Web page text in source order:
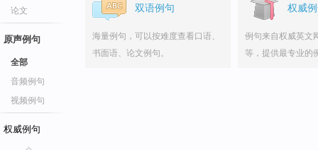
论文
原声例句
全部
音频例句
视频例句
权威例句
双语例句
海量例句，可以按难度查看口语、
书面语、论文例句。
权威
例句来自权威英文
等，提供最专业的